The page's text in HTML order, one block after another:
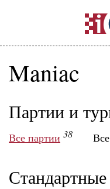
Maniac
Партии и
Все партии 38